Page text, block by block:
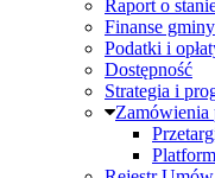
Raport o
Finanse gminy
Podatki i
Dostępność
Strategia i
Zamówienia